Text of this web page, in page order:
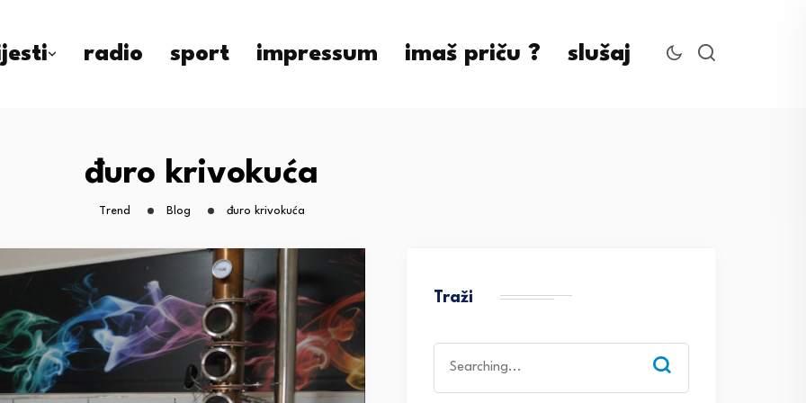
radio sport impressum imaš priču ? slušaj
đuro krivokuća
Trend Blog đuro krivokuća
Traži
for: